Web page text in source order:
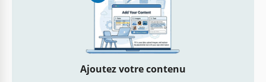
Ajoutez votre contenu